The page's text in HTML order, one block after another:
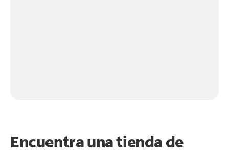
Encuentra una tienda de